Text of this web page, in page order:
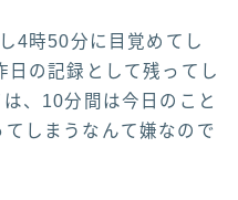
4時50分に目覚めてし
日の記録として残ってし
、10分間は今日のこと
しまうなんて嫌なので